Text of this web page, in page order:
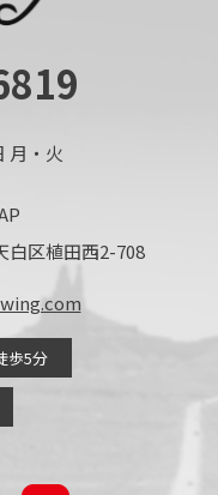
月・火
区植田西2-708
歩5分